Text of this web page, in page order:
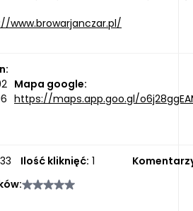
www.browarjanczar.pl/
Mapa google:
https://maps.app.goo.gl/
Ilość kliknięć: 1